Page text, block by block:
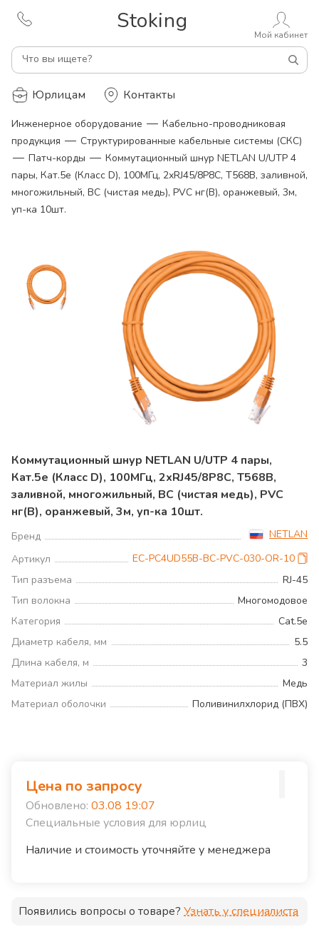
Stoking
Что вы ищете?
Мой кабинет
Юрлицам Контакты
Инженерное оборудование — Кабельно-проводниковая
продукция — Структурированные кабельные системы (СКС)
— Патч-корды — Коммутационный шнур NETLAN U/UTP 4
пары, Кат.5е (Класс D), 100МГц, 2хRJ45/8P8C, T568B, заливной,
многожильный, BC (чистая медь), PVC нг(B), оранжевый, 3м,
уп-ка 10шт.
Коммутационный шнур NETLAN U/UTP 4 пары,
Кат.5е (Класс D), 100МГц, 2хRJ45/8P8C, T568B,
заливной, многожильный, BC (чистая медь), PVC
нг(B), оранжевый, 3м, уп-ка 10шт.
Бренд
NETLAN
Артикул
EC-PC4UD55B-BC-PVC-030-OR-10
Тип разъема
RJ-45
Тип волокна
Многомодовое
Категория
Cat.5e
Диаметр кабеля, мм
5.5
Длина кабеля, м
3
Материал жилы
Медь
Материал оболочки
Поливинилхлорид (ПВХ)
Цена по запросу
Обновлено: 03.08 19:07
Специальные условия для юрлиц
Наличие и стоимость уточняйте у менеджера
Появились вопросы о товаре? Узнать у специалиста